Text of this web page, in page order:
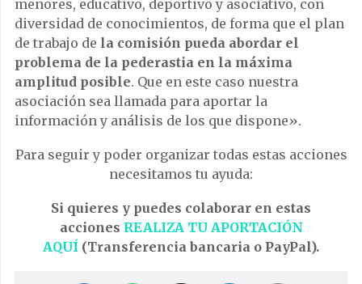
menores, educativo, deportivo y asociativo, con
diversidad de conocimientos, de forma que el plan
de trabajo de la comisión pueda abordar el
problema de la pederastia en la máxima
amplitud posible. Que en este caso nuestra
asociación sea llamada para aportar la
información y análisis de los que dispone».
Para seguir y poder organizar todas estas acciones
necesitamos tu ayuda:
Si quieres y puedes colaborar en estas
acciones REALIZA TU APORTACIÓN
AQUÍ (Transferencia bancaria o PayPal).